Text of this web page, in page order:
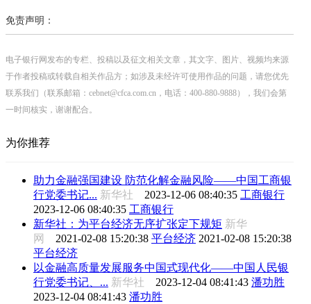
免责声明：
电子银行网发布的专栏、投稿以及征文相关文章，其文字、图片、视频均来源
于作者投稿或转载自相关作品方；如涉及未经许可使用作品的问题，请您优先
联系我们（联系邮箱：cebnet@cfca.com.cn，电话：400-880-9888），我们会第
一时间核实，谢谢配合。
为你推荐
助力金融强国建设 防范化解金融风险——中国工商银
行党委书记... 新华社 2023-12-06 08:40:35 工商银行
2023-12-06 08:40:35 工商银行
新华社：为平台经济无序扩张定下规矩 新华
网 2021-02-08 15:20:38 平台经济 2021-02-08 15:20:38
平台经济
以金融高质量发展服务中国式现代化——中国人民银
行党委书记、... 新华社 2023-12-04 08:41:43 潘功胜
2023-12-04 08:41:43 潘功胜